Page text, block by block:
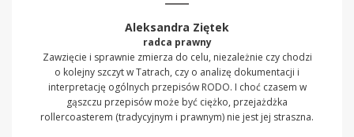
Aleksandra Ziętek
radca prawny
Zawzięcie i sprawnie zmierza do celu, niezależnie czy chodzi
o kolejny szczyt w Tatrach, czy o analizę dokumentacji i
interpretację ogólnych przepisów RODO. I choć czasem w
gąszczu przepisów może być ciężko, przejażdżka
rollercoasterem (tradycyjnym i prawnym) nie jest jej straszna.